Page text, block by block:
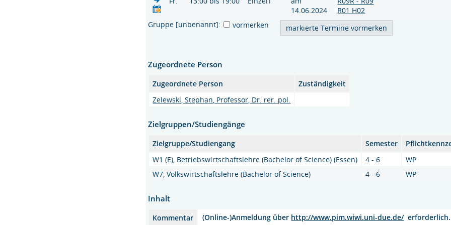
14.06.2024
R01 H02
Gruppe [unbenannt]: vormerken
Zugeordnete Person
Zugeordnete Person
Zuständigkeit
Zelewski, Stephan, Professor, Dr. rer. pol.
Zielgruppen/Studiengänge
Zielgruppe/Studiengang Semester
W1 (E), Betriebswirtschaftslehre (Bachelor of Science) (Essen)
4 - 6
WP
W7, Volkswirtschaftslehre (Bachelor of Science)
4 - 6 WP
Inhalt
Kommentar (Online-)Anmeldung über http://www.pim.wiwi.uni-due.de/erforderlich.